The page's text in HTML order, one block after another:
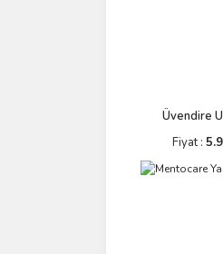
Üvendire
Fiyat :